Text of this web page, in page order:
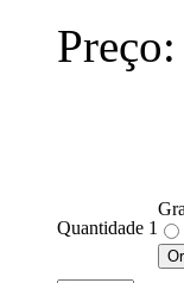
Quantidade 1